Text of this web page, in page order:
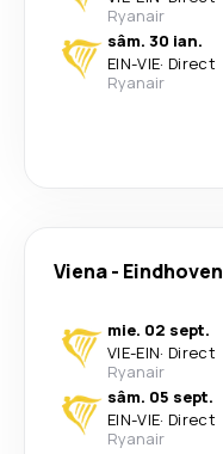
Ryanair
sâm. 30 ian.
EIN-VIE· Direct
Ryanair
Viena- Eindhoven
mie. 02 sept.
VIE-EIN· Direct
Ryanair
sâm. 05 sept.
EIN-VIE· Direct
Ryanair